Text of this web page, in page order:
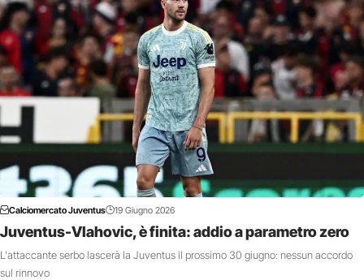
Calciomercato Juventus 19 Giugno 2026
Juventus-Vlahovic, è finita: addio a parametro zero
L'attaccante serbo lascerà la Juventus il prossimo 30 giugno: nessun accordo
sul rinnovo